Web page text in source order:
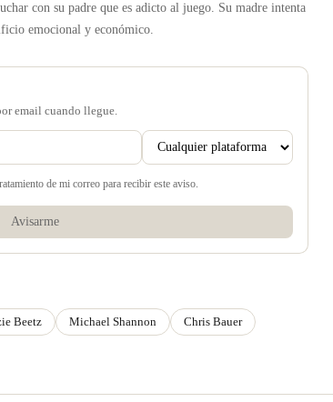
con su padre que es adicto al juego. Su madre intenta
emocional y económico.
email cuando llegue.
de mi correo para recibir este aviso.
Avisarme
Beetz Michael Shannon Chris Bauer